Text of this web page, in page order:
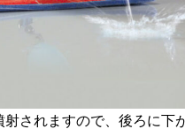
されますので、後ろに下